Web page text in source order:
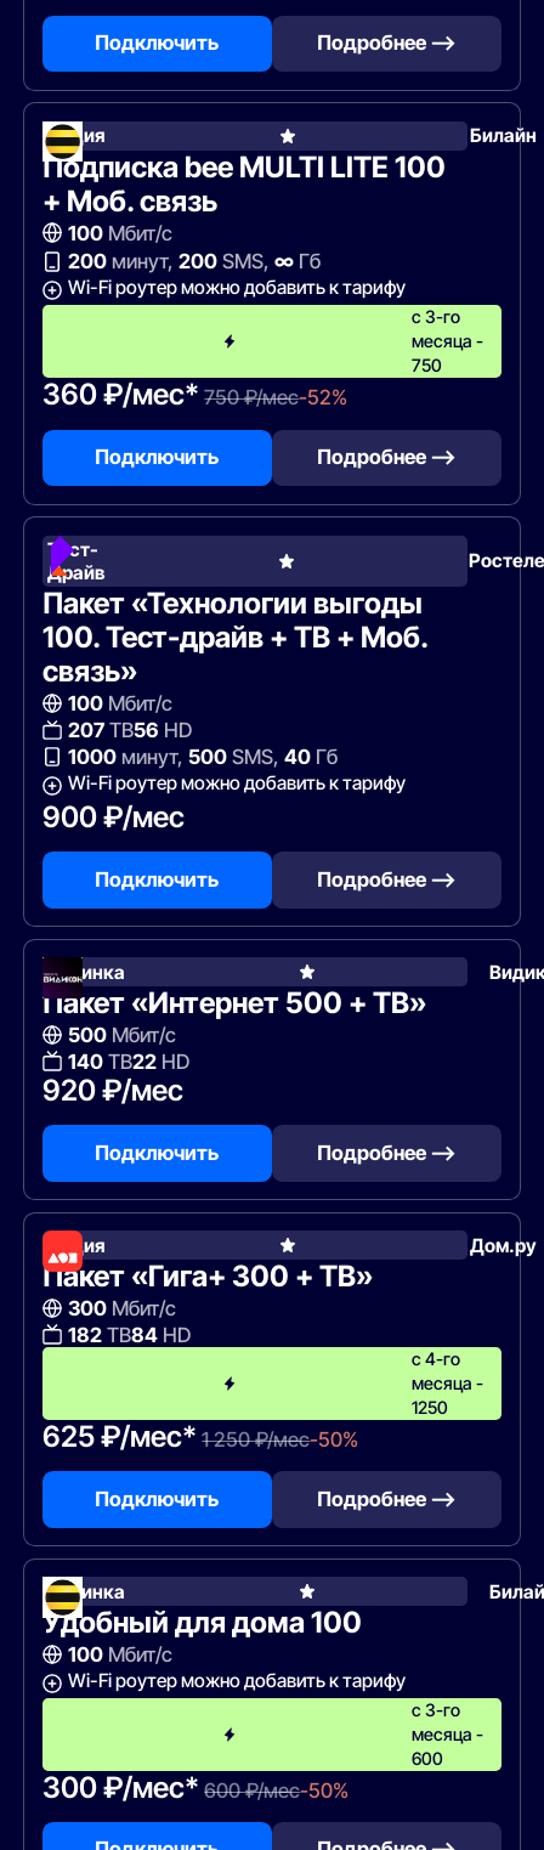
Подключить Подробнее —>
Акция Билайн
Подписка bee MULTI LITE 100
+ Моб. связь
100Мбит/с
200минут, 200SMS, ∞Гб
Wi-Fi роутер можно добавить к тарифу
с 3-го
месяца -
750
360 ₽/мес* 750 ₽/мес-52%
Подключить Подробнее —>
Тест-
Драйв
Пакет «Технологии выгоды
100. Тест-драйв + ТВ + Моб.
связь»
100Мбит/с
207ТВ56 HD
1000минут, 500SMS, 40Гб
Wi-Fi роутер можно добавить к тарифу
900 ₽/мес
Подключить Подробнее —>
Новинка
Пакет «Интернет 500 + ТВ»
500Мбит/с
140ТВ22HD
920 ₽/мес
Подключить Подробнее —>
Акция Дом.ру
Пакет «Гига+ 300 + ТВ»
300Мбит/с
182ТВ84HD
с 4-го
месяца -
1250
625 ₽/мес* 1 250 ₽/мес-50%
Подключить Подробнее —>
Новинка
Удобный для дома 100
100Мбит/с
Wi-Fi роутер можно добавить к тарифу
с 3-го
месяца -
600
300 ₽/мес* 600 ₽/мес-50%